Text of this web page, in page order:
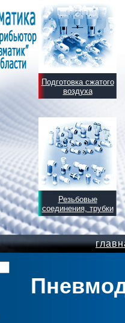
Подготовка сжатого
воздуха
Резьбовые
соединения, трубки